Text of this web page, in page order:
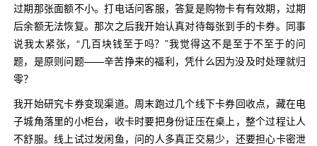
过期那张面额不小。打电话问客服，答复是购物卡有有效期，过期
后余额无法恢复。那次之后我开始认真对待每张到手的卡券。同事
说我太紧张，“几百块钱至于吗？”我觉得这不是至于不至于的问
题，是原则问题——辛苦挣来的福利，凭什么因为没及时处理就归
零？
我开始研究卡券变现渠道。周末跑过几个线下卡券回收点，藏在电
子城角落里的小柜台，收卡时要把身份证压在桌上，整个过程让人
不舒服。线上试过发闲鱼，问的人多真正交易少，还要担心卡密泄